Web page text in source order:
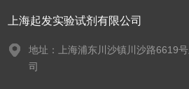
上海起发实验试剂有限公司
地址：上海浦东川沙镇川沙路6619
司